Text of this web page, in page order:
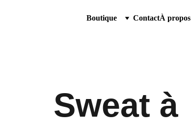
Boutique ContactÀ propos
Sweat à